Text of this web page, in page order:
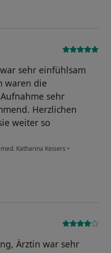
sehr einfühlsam
waren die
sehr
Herzlichen
weiter so
Katharina Keisers •
Ärztin war sehr